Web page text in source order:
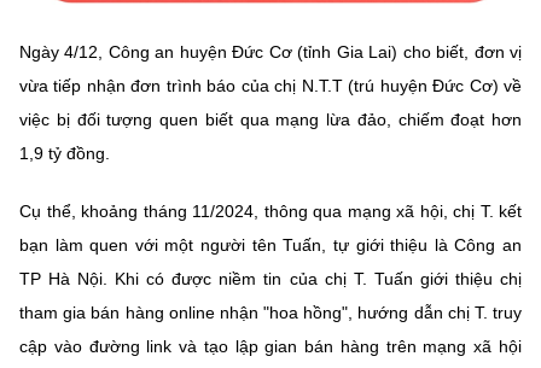
Cơ quan chủ quản: Bộ Khoa học và Công nghệ (MST)
Chịu trách nhiệm nội dung: Nguyễn Thị Hải Hằng
Giám đốc Trung tâm Truyền thông Khoa học và Công nghệ.
Liên hệ
Điện thoại: 024 3936 9506
©2026 Bản quyền thuộc Bộ Khoa Học và Công Nghệ
(Ghi rõ nguồn "https://mst.gov.vn" khi phát hành lại thông tin từ
website này)
Ngày 4/12, Công an huyện Đức Cơ (tỉnh Gia Lai) cho biết, đơn vị
vừa tiếp nhận đơn trình báo của chị N.T.T (trú huyện Đức Cơ) về
việc bị đối tượng quen biết qua mạng lừa đảo, chiếm đoạt hơn
1,9 tỷ đồng.
Cụ thể, khoảng tháng 11/2024, thông qua mạng xã hội, chị T. kết
bạn làm quen với một người tên Tuấn, tự giới thiệu là Công an
TP Hà Nội. Khi có được niềm tin của chị T. Tuấn giới thiệu chị
tham gia bán hàng online nhận "hoa hồng", hướng dẫn chị T. truy
cập vào đường link và tạo lập gian bán hàng trên mạng xã hội